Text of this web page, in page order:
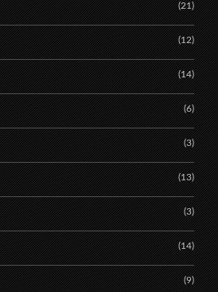
(21)
(12)
(14)
(6)
(3)
(13)
(3)
(14)
(9)